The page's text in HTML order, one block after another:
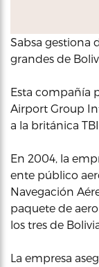
Sabsa gestiona
grandes de
Esta compañía
Airport Group
a la británica
En 2004, la
ente público
Navegación
paquete de
los tres de
La empresa